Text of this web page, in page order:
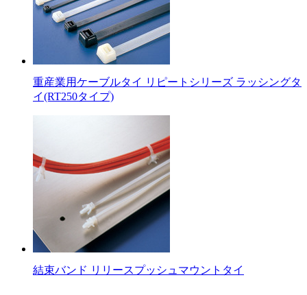
重産業用ケーブルタイ リピートシリーズ ラッシングタ
イ(RT250タイプ)
結束バンド リリースプッシュマウントタイ